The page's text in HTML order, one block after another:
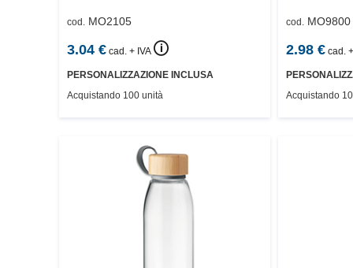
cod. MO2105
3.04 € cad. + IVA 🛈
PERSONALIZZAZIONE INCLUSA
Acquistando 100 unità
cod. MO9800
2.98€ cad.
Acquistando